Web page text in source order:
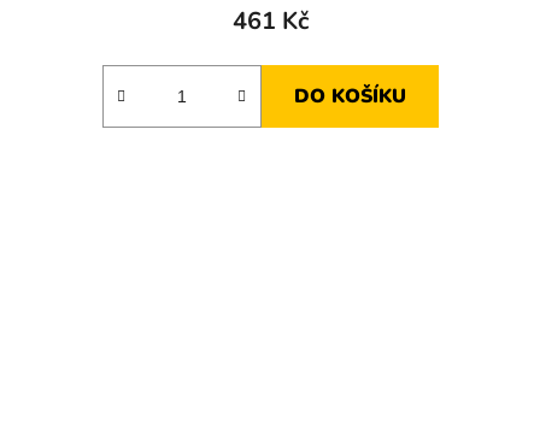
461 Kč
DO KOŠÍKU